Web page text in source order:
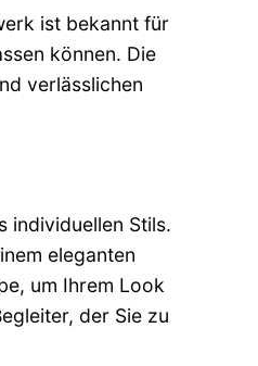
ist bekannt für
können. Die
verlässlichen
individuellen Stils.
eleganten
um Ihrem Look
der Sie zu